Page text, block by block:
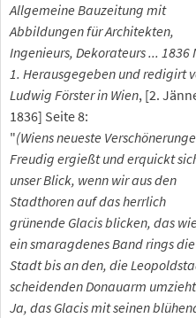
Allgemeine Bauzeitung mit
Abbildungen für Architekten,
Ingenieurs, Dekorateurs ... 1836
1. Herausgegeben und redigirt
Ludwig Förster in Wien, [2.
1836] Seite 8:
"(Wiens neueste
Freudig ergießt und erquickt
unser Blick, wenn wir aus den
Stadthoren auf das herrlich
grünende Glacis blicken, das wie
ein smaragdenes Band rings die
Stadt bis an den, die
scheidenden Donauarm
Ja, das Glacis mit seinen